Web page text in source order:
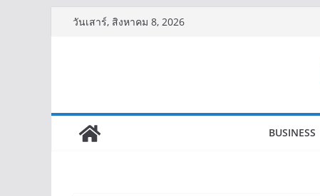
วันเสาร์, สิงหาคม 8, 2026
BUSINESS